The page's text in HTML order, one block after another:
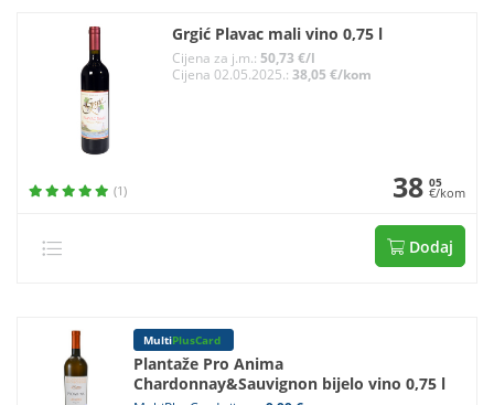
Grgić Plavac mali vino 0,75 l
Cijena za j.m.: 50,73 €/l
Cijena 02.05.2025.: 38,05 €/kom
(1) 38 05
€/kom
Dodaj
MultiPlusCard
Plantaže Pro Anima
Chardonnay&Sauvignon bijelo vino 0,75 l